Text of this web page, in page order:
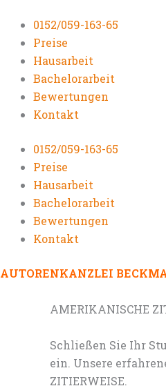
0152/059-163-65
Preise
Hausarbeit
Bachelorarbeit
Bewertungen
Kontakt
0152/059-163-65
Preise
Hausarbeit
Bachelorarbeit
Bewertungen
Kontakt
AUTORENKANZLEI
AMERIKANISCHE
Schließen Sie Ihr
ein. Unsere
ZITIERWEISE.